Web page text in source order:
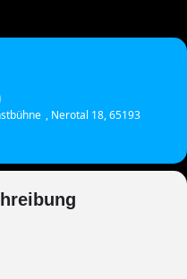
, Nerotal 18, 65193